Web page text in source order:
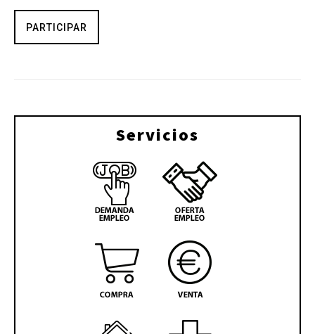
PARTICIPAR
Servicios